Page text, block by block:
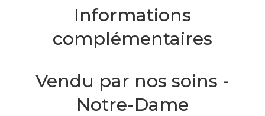
Informations
complémentaires
Vendu par nos soins -
Notre-Dame